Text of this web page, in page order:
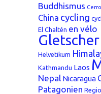
Buddhismus
China cycling
El Chaltén en vélo
Gletscher
Helvetikum
Kathmandu Laos
Nepal Nicaragua
Patagonien